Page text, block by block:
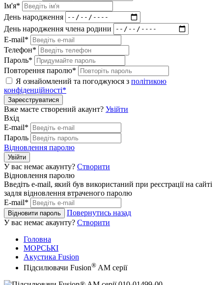
Ім'я*
День народження
День народження члена родини
E-mail*
Телефон*
Пароль*
Повторення паролю*
Я ознайомлений та погоджуюся з політикою
конфіденційності*
Зареєструватися
Вже маєте створений акаунт? Увійти
Вхід
E-mail*
Пароль
Відновлення паролю
Увійти
У вас немає акаунту? Створити
Відновлення паролю
Введіть e-mail, який був використаний при реєстрації на сайті
задля відновлення втраченого паролю
E-mail*
Відновити пароль
Повернутись назад
У вас немає акаунту? Створити
Головна
МОРСЬКІ
Акустика Fusion
Підсилювачи Fusion® AM серії